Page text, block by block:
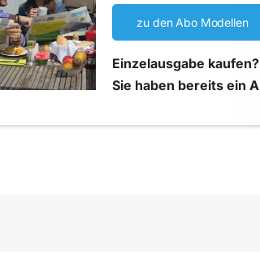
zu den Abo Modellen
Einzelausgabe kaufen?
Sie haben bereits ein